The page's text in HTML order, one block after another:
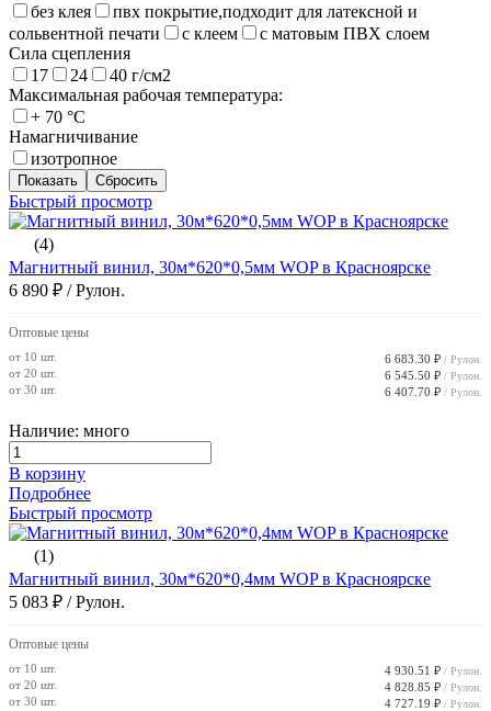
без клея
пвх покрытие,подходит для латексной и
сольвентной печати
с клеем
с матовым ПВХ слоем
Сила сцепления
17
24
40 г/см2
Максимальная рабочая температура:
+ 70 °C
Намагничивание
изотропное
Быстрый просмотр
(4)
Магнитный винил, 30м*620*0,5мм WOP в Красноярске
6 890 ₽ / Рулон.
Оптовые цены
от 10 шт. 6 683.30 ₽ / Рулон.
от 20 шт. 6 545.50 ₽ / Рулон.
от 30 шт. 6 407.70 ₽ / Рулон.
Наличие: много
В корзину
Подробнее
Быстрый просмотр
(1)
Магнитный винил, 30м*620*0,4мм WOP в Красноярске
5 083 ₽ / Рулон.
Оптовые цены
от 10 шт. 4 930.51 ₽ / Рулон.
от 20 шт. 4 828.85 ₽ / Рулон.
от 30 шт. 4 727.19 ₽ / Рулон.